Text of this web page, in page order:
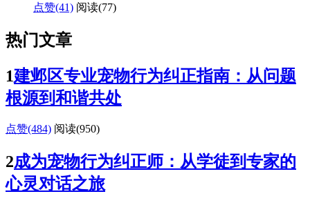
点赞(41) 阅读(77)
热门文章
1建邺区专业宠物行为纠正指南：从问题
根源到和谐共处
点赞(484) 阅读(950)
2成为宠物行为纠正师：从学徒到专家的
心灵对话之旅